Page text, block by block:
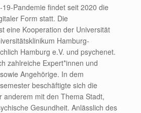
Pandemie findet seit 2020 die
Form statt. Die
eine Kooperation der Universität
Hamburg-
Hamburg e.V. und psychenet.
zahlreiche Expert*innen und
Angehörige. In dem
beschäftigte sich die
anderem mit den Thema Stadt,
Gesundheit. Anlässlich des